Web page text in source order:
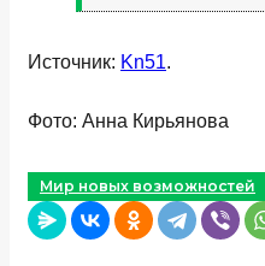
Источник: Kn51.
Фото: Анна Кирьянова
Мир новых возможностей